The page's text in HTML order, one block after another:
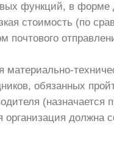
функций, в форме
стоимость (по
материально-
обязанных
(назначается
должна